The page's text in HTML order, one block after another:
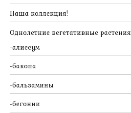
Наша коллекция!
Однолетние вегетативные растения
алиссум
бакопа
бальзамины
бегонии